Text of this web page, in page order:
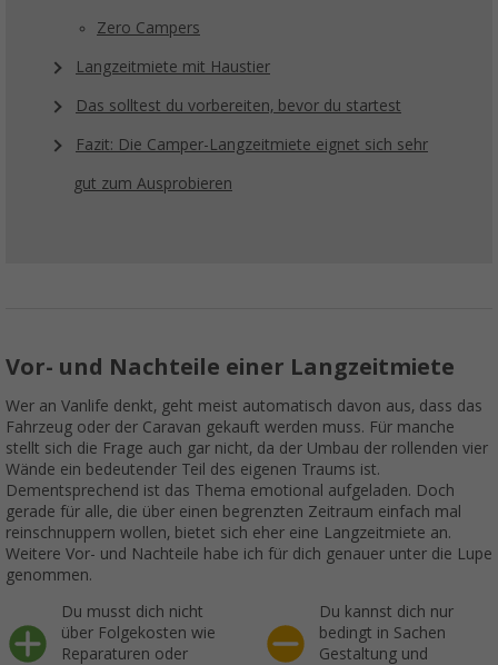
Zero Campers
Langzeitmiete mit Haustier
Das solltest du vorbereiten, bevor du startest
Fazit: Die Camper-Langzeitmiete eignet sich sehr
gut zum Ausprobieren
Vor- und Nachteile einer Langzeitmiete
Wer an Vanlife denkt, geht meist automatisch davon aus, dass das
Fahrzeug oder der Caravan gekauft werden muss. Für manche
stellt sich die Frage auch gar nicht, da der Umbau der rollenden vier
Wände ein bedeutender Teil des eigenen Traums ist.
Dementsprechend ist das Thema emotional aufgeladen. Doch
gerade für alle, die über einen begrenzten Zeitraum einfach mal
reinschnuppern wollen, bietet sich eher eine Langzeitmiete an.
Weitere Vor- und Nachteile habe ich für dich genauer unter die Lupe
genommen.
Du musst dich nicht
über Folgekosten wie
Reparaturen oder
Du kannst dich nur
bedingt in Sachen
Gestaltung und